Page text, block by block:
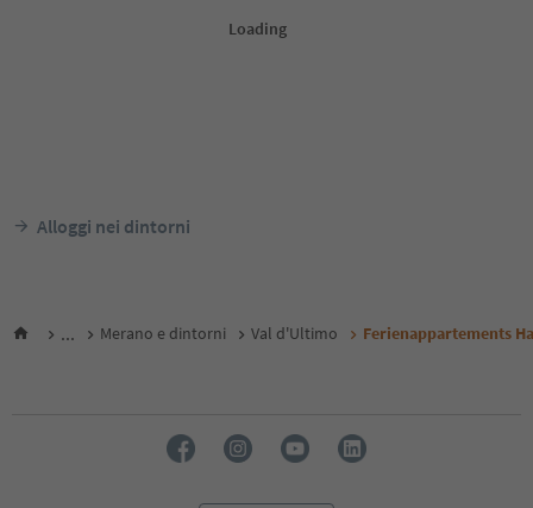
Alloggi nei dintorni
... Merano e dintorni Val d'Ultimo Ferienappartements